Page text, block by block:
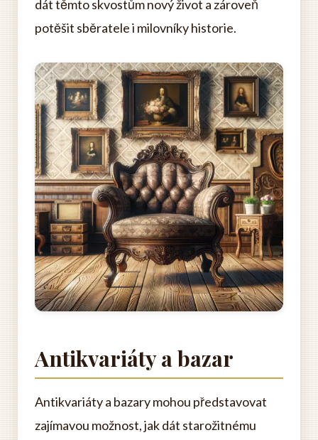
dát těmto skvostům nový život a zároveň
potěšit sběratele i milovníky historie.
Antikvariáty a bazar
Antikvariáty a bazary mohou představovat
zajímavou možnost, jak dát starožitnému